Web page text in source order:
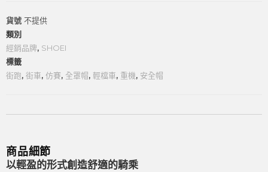
貨號 不提供
類別
經銷品牌, SHOEI
標籤
街跑, 街車, 仿賽, 全罩帽, 輕檔車, 重機, 安全帽
商品細節
以輕盈的形式創造舒適的騎乘